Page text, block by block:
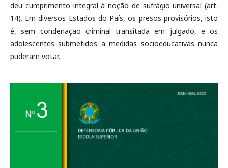
deu cumprimento integral à noção de sufrágio universal (art.
14). Em diversos Estados do País, os presos provisórios, isto
é, sem condenação criminal transitada em julgado, e os
adolescentes submetidos a medidas socioeducativas nunca
puderam votar.